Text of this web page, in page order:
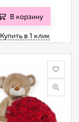
В корзину
Купить в 1 клик